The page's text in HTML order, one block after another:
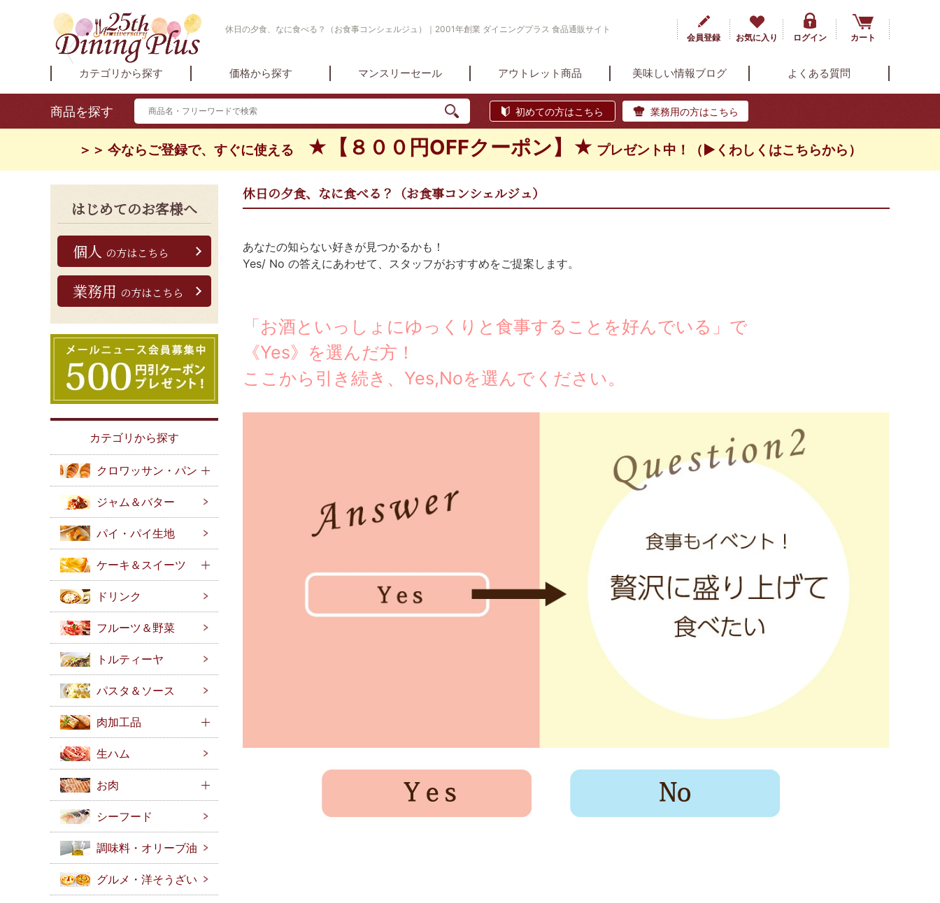
休日の夕食、なに食べる？（お食事コンシェルジュ）｜2001年創業 ダイニングプラス 食品通販サイト
会員登録
お気に入り ログイン カート
カテゴリから探す 価格から探す マンスリーセール アウトレット商品 美味しい情報ブログ よくある質問
商品を探す 初めての方はこちら 業務用の方はこちら
＞＞ 今ならご登録で、すぐに使える ★【８００円OFFクーポン】★ プレゼント中！（▶くわしくはこちらから）
はじめてのお客様へ
個人 の方はこちら
業務用 の方はこちら
カテゴリから探す
クロワッサン・パン
ジャム＆バター
パイ・パイ生地
ケーキ＆スイーツ
ドリンク
フルーツ＆野菜
トルティーヤ
パスタ＆ソース
肉加工品
生ハム
お肉
シーフード
調味料・オリーブ油
グルメ・洋そうざい
休日の夕食、なに食べる？（お食事コンシェルジュ）
あなたの知らない好きが見つかるかも！
Yes/ No の答えにあわせて、スタッフがおすすめをご提案します。
「お酒といっしょにゆっくりと食事することを好んでいる」で
《Yes》を選んだ方！
ここから引き続き、Yes,Noを選んでください。